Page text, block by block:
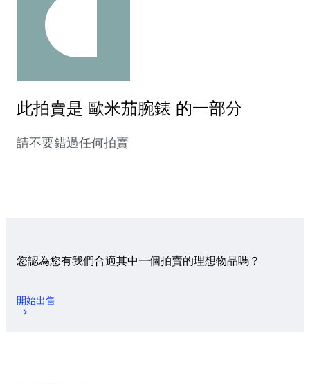
此拍賣是 歐米茄腕錶 的一部分
請不要錯過任何拍賣
您認為您有我們合適其中一個拍賣的理想物品嗎？
開始出售